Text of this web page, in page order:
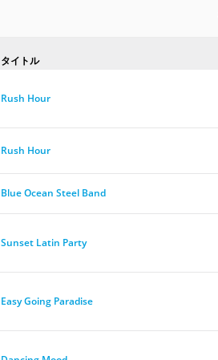
タイトル
Rush Hour
Rush Hour
Blue Ocean Steel Band
Sunset Latin Party
Easy Going Paradise